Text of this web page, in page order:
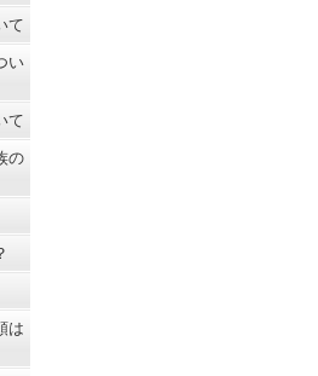
て
い
て
の
は